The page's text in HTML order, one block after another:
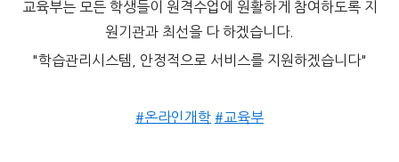
교육부는 모든 학생들이 원격수업에 원활하게 참여하도록 지
원기관과 최선을 다 하겠습니다.
"학습관리시스템, 안정적으로 서비스를 지원하겠습니다"
#온라인개학 #교육부